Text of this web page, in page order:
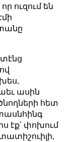
ուզում են
ասին
հետ
էք՝ փոխում